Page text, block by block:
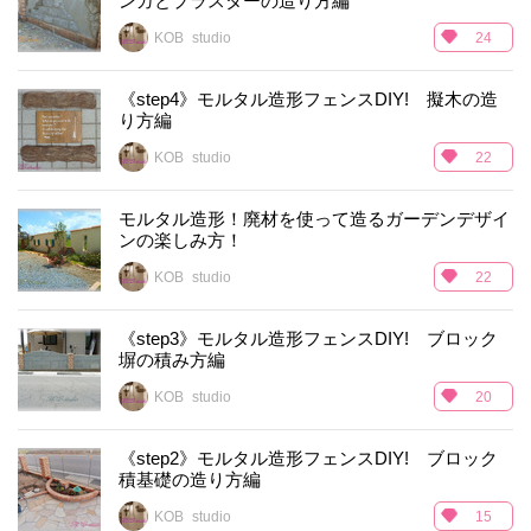
KOB_studio 24
《step4》モルタル造形フェンスDIY! 擬木の造
り方編
KOB_studio 22
モルタル造形！廃材を使って造るガーデンデザイ
ンの楽しみ方！
KOB_studio 22
《step3》モルタル造形フェンスDIY! ブロック
塀の積み方編
KOB_studio 20
《step2》モルタル造形フェンスDIY! ブロック
積基礎の造り方編
KOB_studio 15